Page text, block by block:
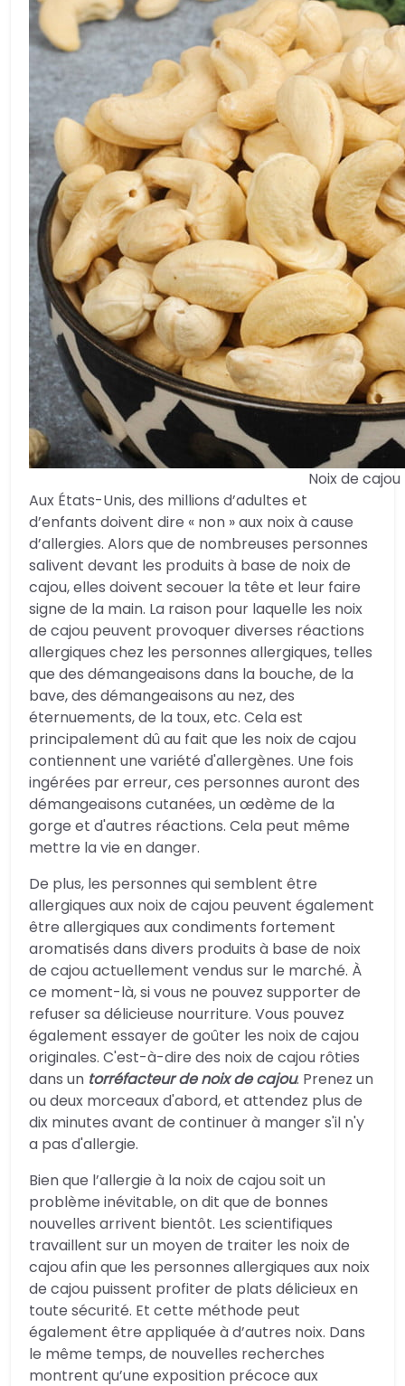
Noix de cajou
Aux États-Unis, des millions d’adultes et
d’enfants doivent dire « non » aux noix à cause
d’allergies. Alors que de nombreuses personnes
salivent devant les produits à base de noix de
cajou, elles doivent secouer la tête et leur faire
signe de la main. La raison pour laquelle les noix
de cajou peuvent provoquer diverses réactions
allergiques chez les personnes allergiques, telles
que des démangeaisons dans la bouche, de la
bave, des démangeaisons au nez, des
éternuements, de la toux, etc. Cela est
principalement dû au fait que les noix de cajou
contiennent une variété d'allergènes. Une fois
ingérées par erreur, ces personnes auront des
démangeaisons cutanées, un œdème de la
gorge et d'autres réactions. Cela peut même
mettre la vie en danger.
De plus, les personnes qui semblent être
allergiques aux noix de cajou peuvent également
être allergiques aux condiments fortement
aromatisés dans divers produits à base de noix
de cajou actuellement vendus sur le marché. À
ce moment-là, si vous ne pouvez supporter de
refuser sa délicieuse nourriture. Vous pouvez
également essayer de goûter les noix de cajou
originales. C'est-à-dire des noix de cajou rôties
dans un torréfacteur de noix de cajou. Prenez un
ou deux morceaux d'abord, et attendez plus de
dix minutes avant de continuer à manger s'il n'y
a pas d'allergie.
Bien que l’allergie à la noix de cajou soit un
problème inévitable, on dit que de bonnes
nouvelles arrivent bientôt. Les scientifiques
travaillent sur un moyen de traiter les noix de
cajou afin que les personnes allergiques aux noix
de cajou puissent profiter de plats délicieux en
toute sécurité. Et cette méthode peut
également être appliquée à d’autres noix. Dans
le même temps, de nouvelles recherches
montrent qu’une exposition précoce aux